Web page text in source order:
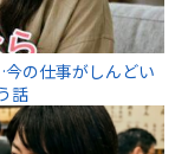
の仕事がしんどい
話